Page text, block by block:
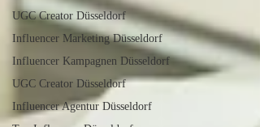
UGC Creator Düsseldorf
Influencer Marketing Düsseldorf
Influencer Kampagnen Düsseldorf
UGC Creator Düsseldorf
Influencer Agentur Düsseldorf